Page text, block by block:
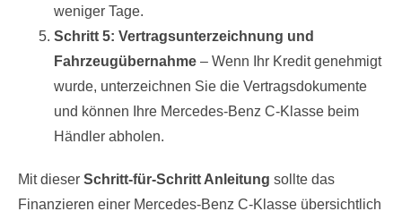
weniger Tage.
Schritt 5: Vertragsunterzeichnung und
Fahrzeugübernahme – Wenn Ihr Kredit genehmigt
wurde, unterzeichnen Sie die Vertragsdokumente
und können Ihre Mercedes-Benz C-Klasse beim
Händler abholen.
Mit dieser Schritt-für-Schritt Anleitung sollte das
Finanzieren einer Mercedes-Benz C-Klasse übersichtlich